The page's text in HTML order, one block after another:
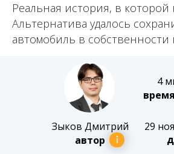
Реальная история, в
Альтернатива удалось
автомобиль в собственности
29
4
Зыков Дмитрий
автор